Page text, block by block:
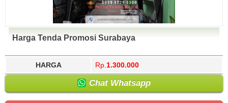
Harga Tenda Promosi Surabaya
HARGA Rp. 1.300.000
Chat Whatsapp